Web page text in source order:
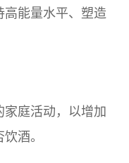
高能量水平、塑造
庭活动，以增加
酒。